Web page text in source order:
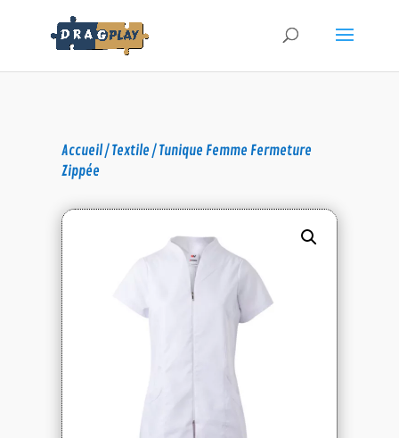
Accueil/Textile/ Tunique Femme Fermeture
Zippée